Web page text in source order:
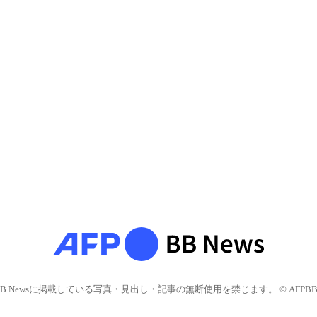
Newsに掲載している写真・見出し・記事の無断使用を禁じます。 © AFPBB